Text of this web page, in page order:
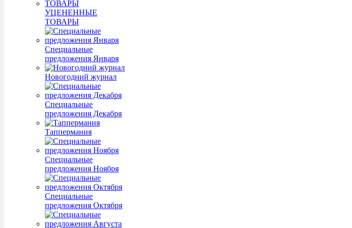
УЦЕНЕННЫЕ
ТОВАРЫ
Специальные
предложения Января
Новогодний журнал
Специальные
предложения Декабря
Таппермания
Специальные
предложения Ноября
Специальные
предложения Октября